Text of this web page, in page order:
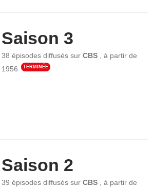
Saison 3
38 épisodes diffusés surCBS ,à partir de
1956
TERMINÉE
Saison 2
39 épisodes diffusés surCBS ,à partir de